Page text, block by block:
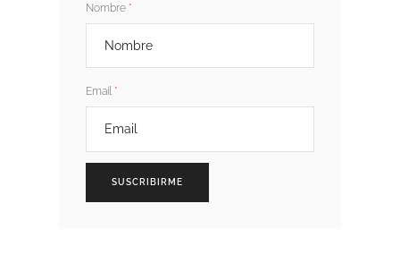
Nombre
Email
SUSCRIBIRME